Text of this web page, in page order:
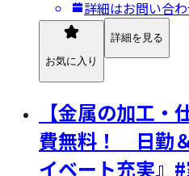
詳細はお問い合
お気に入り
詳細を見る
【金属の加工
費無料！ 日勤
イベート充実』